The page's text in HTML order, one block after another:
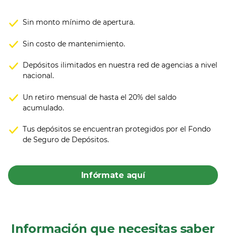
Sin monto mínimo de apertura.
Sin costo de mantenimiento.
Depósitos ilimitados en nuestra red de agencias a nivel
nacional.
Un retiro mensual de hasta el 20% del saldo
acumulado.
Tus depósitos se encuentran protegidos por el Fondo
de Seguro de Depósitos.
Infórmate aquí
Información que necesitas saber